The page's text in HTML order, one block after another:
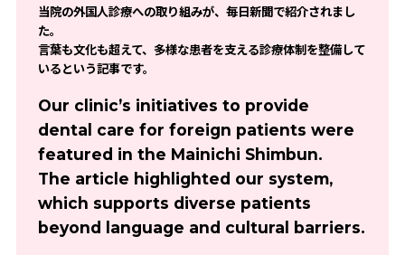
当院の外国人診療への取り組みが、毎日新聞で紹介されまし
た。
言葉も文化も超えて、多様な患者を支える診療体制を整備して
いるという記事です。
Our clinic’s initiatives to provide
dental care for foreign patients were
featured in the Mainichi Shimbun.
The article highlighted our system,
which supports diverse patients
beyond language and cultural barriers.